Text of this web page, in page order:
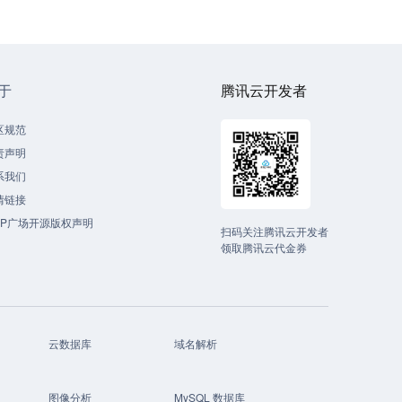
规范
声明
我们
链接
广场开源版权声明
腾讯云开发者
扫码关注腾讯云开发者
领取腾讯云代金券
云数据库 域名解析
图像分析 MySQL 数据库